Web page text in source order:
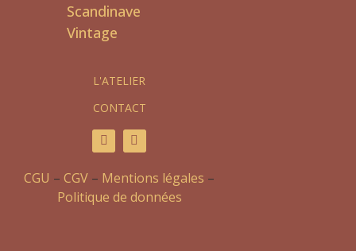
Scandinave
Vintage
L'ATELIER
CONTACT
CGU – CGV – Mentions légales –
Politique de données